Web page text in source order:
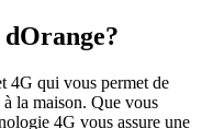
4G qui vous permet de
la maison. Que vous
4G vous assure une